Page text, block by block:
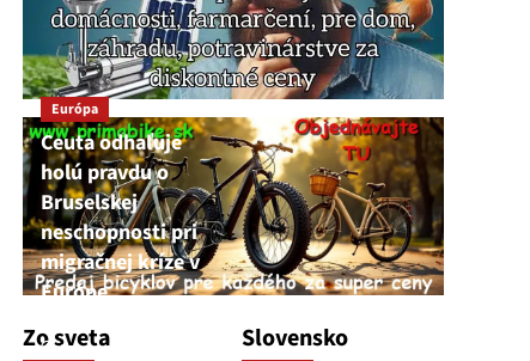
Zo sveta
Európa
Ceuta odhaľuje
holú pravdu o
Bruselskej
neschopnosti pri
migračnej kríze v
Európe
5. augusta 2026
Slovensko